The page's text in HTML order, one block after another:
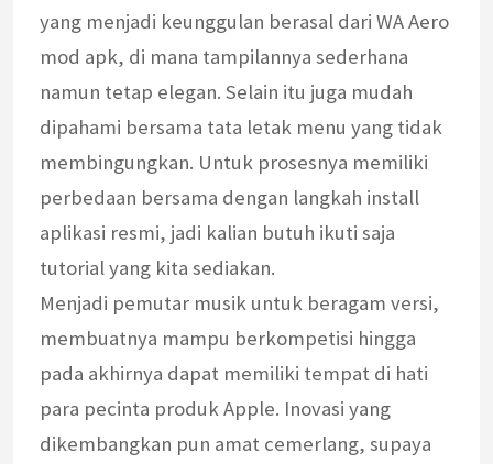
yang menjadi keunggulan berasal dari WA Aero
mod apk, di mana tampilannya sederhana
namun tetap elegan. Selain itu juga mudah
dipahami bersama tata letak menu yang tidak
membingungkan. Untuk prosesnya memiliki
perbedaan bersama dengan langkah install
aplikasi resmi, jadi kalian butuh ikuti saja
tutorial yang kita sediakan.
Menjadi pemutar musik untuk beragam versi,
membuatnya mampu berkompetisi hingga
pada akhirnya dapat memiliki tempat di hati
para pecinta produk Apple. Inovasi yang
dikembangkan pun amat cemerlang, supaya